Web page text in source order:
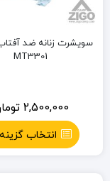
سویشرت زنانه ضد
MT3301
2,500,000
انتخاب